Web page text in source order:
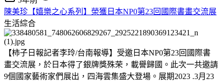
陳美珍【嬉樂之心系列】榮獲日本NP0第23回國際書畫交流展
生活綜合
【柿子日報記者李玲/台南報導】受邀日本NP0第23回國際書
畫交流展，於日本得了銀牌獎殊荣，載譽歸國。此次一共邀請
9個國家藝術家們展出，四海雲集盛大登場。展期2023 .3月23